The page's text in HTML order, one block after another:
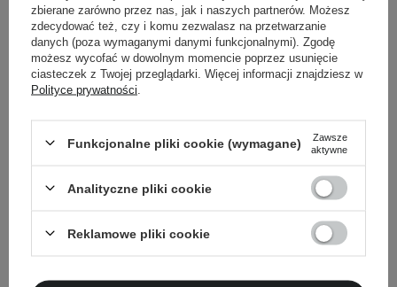
ZAPISZ SIĘ
zbierane zarówno przez nas, jak i naszych partnerów. Możesz
zdecydować też, czy i komu zezwalasz na przetwarzanie
danych (poza wymaganymi danymi funkcjonalnymi). Zgodę
możesz wycofać w dowolnym momencie poprzez usunięcie
ciasteczek z Twojej przeglądarki. Więcej informacji znajdziesz w
Polityce prywatności
Funkcjonalne pliki cookie (wymagane)
Zawsze
aktywne
Analityczne pliki cookie
Reklamowe pliki cookie